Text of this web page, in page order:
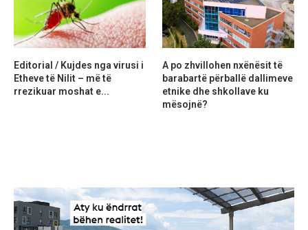
Editorial / Kujdes nga virusi i
Etheve të Nilit – më të
rrezikuar moshat e...
A po zhvillohen nxënësit të
barabartë përballë dallimeve
etnike dhe shkollave ku
mësojnë?